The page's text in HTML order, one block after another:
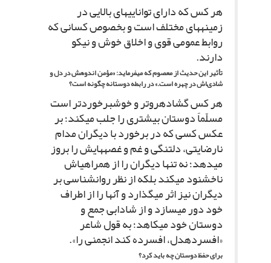
هر کس که داراى توانایى‏هاى بالایى در
زمینه‏هاى مختلف است و بخصوص کسانى که
روابط عمومى قوى و اخلاق خوش و نیکو
دارند.
تأثیر این حدیث از معصوم که مى‏فرماید: «مؤمن اندوهش در دل و
شادى‏اش در چهره است.» در رابطه دوستانه چگونه است؟
هر کس گشاده‏روتر و خوش‏برخوردتر است
مسلّماً دوستان بیشترى را جلب مى‏کند؛ بر
عکس کسى که در برخورد با دیگران مدام
نارضایتى، دلتنگى و غم و غصه‏هایش را بروز
مى‏دهد؛ نه تنها دیگران را از همراهى‏اش
ناخشنود مى‏کند بلکه از نظر روانشناسى بر
دیگران نیز اثر مى‏گذارد و آنها را از اطراف
خود دور مى‏سازد و از شادابى جمع و
دوستان خود مى‏کاهد؛ به قول شاعر
«افسرده‏دل، افسرده کند انجمنى را».
براى حفظ دوستان چه باید کرد؟